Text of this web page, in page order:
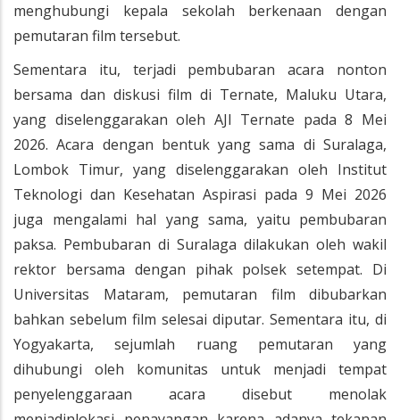
menghubungi kepala sekolah berkenaan dengan
pemutaran film tersebut.
Sementara itu, terjadi pembubaran acara nonton
bersama dan diskusi film di Ternate, Maluku Utara,
yang diselenggarakan oleh AJI Ternate pada 8 Mei
2026. Acara dengan bentuk yang sama di Suralaga,
Lombok Timur, yang diselenggarakan oleh Institut
Teknologi dan Kesehatan Aspirasi pada 9 Mei 2026
juga mengalami hal yang sama, yaitu pembubaran
paksa. Pembubaran di Suralaga dilakukan oleh wakil
rektor bersama dengan pihak polsek setempat. Di
Universitas Mataram, pemutaran film dibubarkan
bahkan sebelum film selesai diputar. Sementara itu, di
Yogyakarta, sejumlah ruang pemutaran yang
dihubungi oleh komunitas untuk menjadi tempat
penyelenggaraan acara disebut menolak